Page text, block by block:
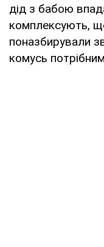
дід з бабою
комплексують,
поназбирували
комусь